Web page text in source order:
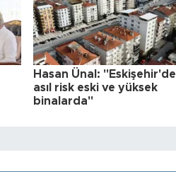
Hasan Ünal: "Eskişehir'de
asıl risk eski ve yüksek
binalarda"